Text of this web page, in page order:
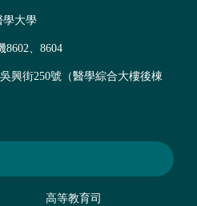
學大學
8602、8604
興街250號（醫學綜合大樓後棟
高等教育司